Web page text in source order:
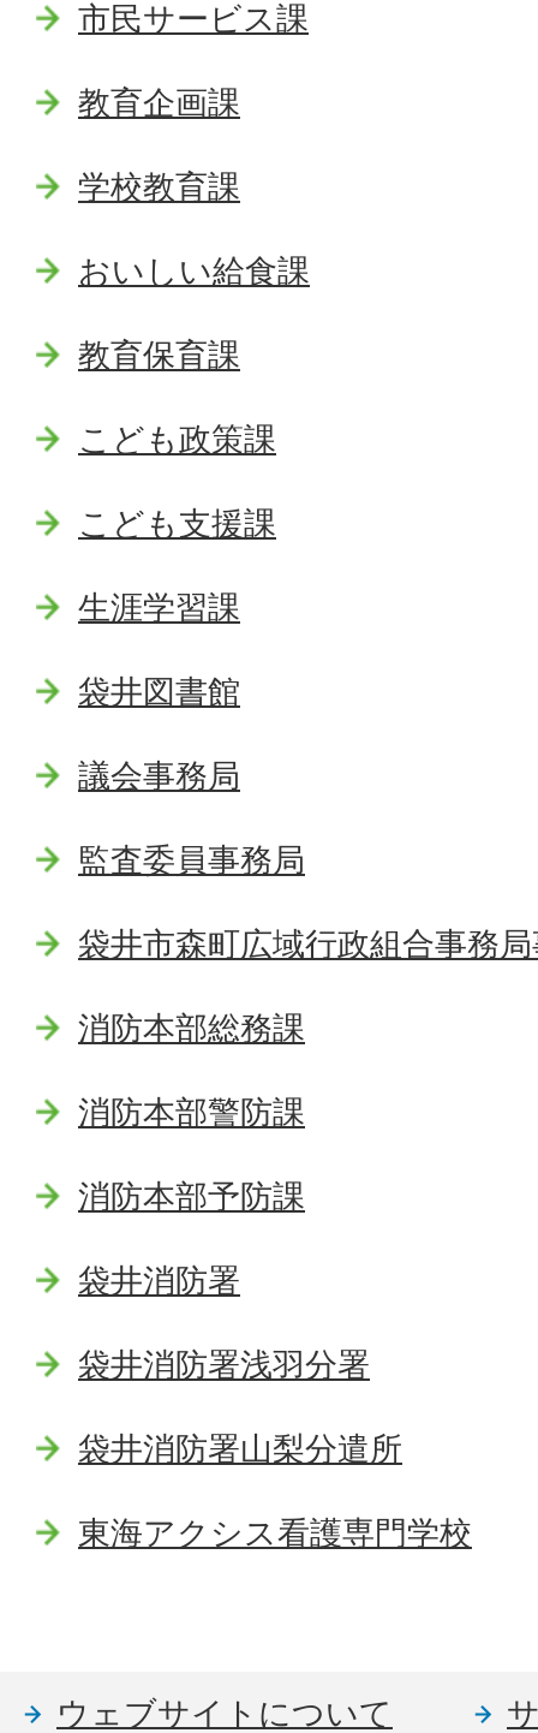
市民サービス課
教育企画課
学校教育課
おいしい給食課
教育保育課
こども政策課
こども支援課
生涯学習課
袋井図書館
議会事務局
監査委員事務局
袋井市森町広域行政組合事務
消防本部総務課
消防本部警防課
消防本部予防課
袋井消防署
袋井消防署浅羽分署
袋井消防署山梨分遣所
東海アクシス看護専門学校
ウェブサイトについて